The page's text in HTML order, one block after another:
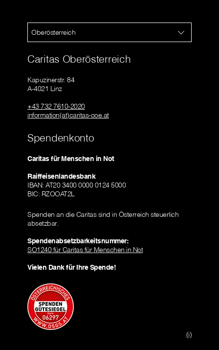
Oberösterreich
Caritas Oberösterreich
Kapuzinerstr. 84
A-4021 Linz
+43 732 7610-2020
information(at)caritas-ooe.at
Spendenkonto
Caritas für Menschen in Not
Raiffeisenlandesbank
IBAN: AT20 3400 0000 0124 5000
BIC: RZOOAT2L
Spenden an die Caritas sind in Österreich steuerlich
absetzbar.
Spendenabsetzbarkeitsnummer:
SO1240 für Caritas für Menschen in Not
Vielen Dank für Ihre Spende!
(i)